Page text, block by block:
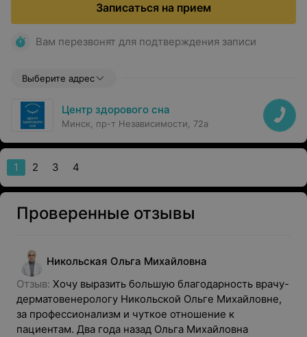
Записаться на прием
Вам перезвонят для подтверждения записи
Выберите адрес
Центр здорового сна
Минск, пр-т Независимости, 72а
1 2 3 4
Проверенные отзывы
Никольская Ольга Михайловна
Отзыв: Хочу выразить большую благодарность врачу-
дерматовенерологу Никольской Ольге Михайловне,
за профессионализм и чуткое отношение к
пациентам. Два года назад Ольга Михайловна